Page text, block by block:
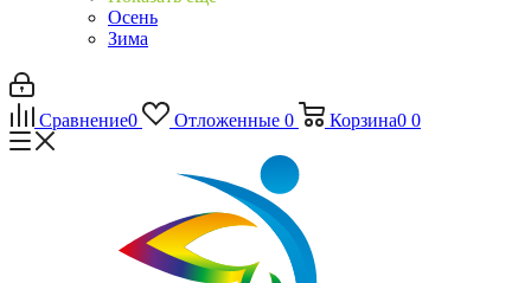
Осень
Зима
Сравнение0 Отложенные 0 Корзина0 0